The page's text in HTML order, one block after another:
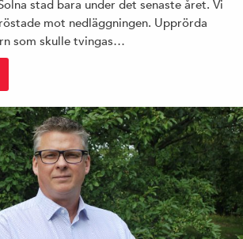
stad bara under det senaste året. Vi
mot nedläggningen. Upprörda
som skulle tvingas…